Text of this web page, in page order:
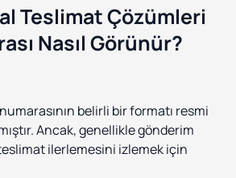
Teslimat Çözümleri
Nasıl Görünür?
belirli bir formatı resmi
Ancak, genellikle gönderim
ilerlemesini izlemek için